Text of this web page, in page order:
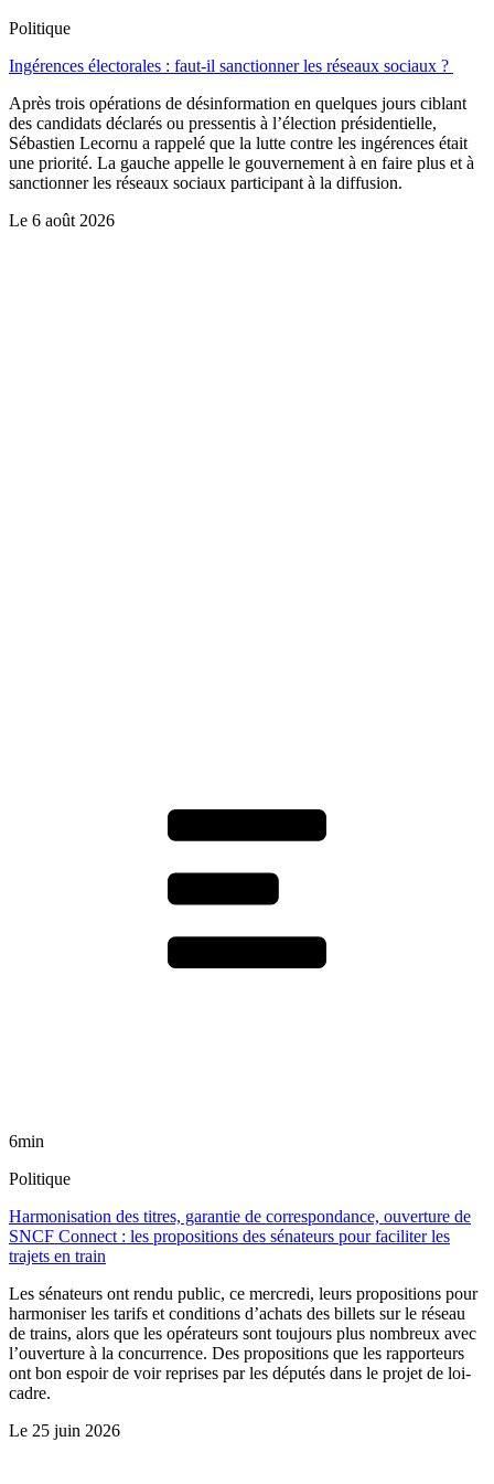
Politique
Ingérences électorales : faut-il sanctionner les réseaux sociaux ?
Après trois opérations de désinformation en quelques jours ciblant
des candidats déclarés ou pressentis à l’élection présidentielle,
Sébastien Lecornu a rappelé que la lutte contre les ingérences était
une priorité. La gauche appelle le gouvernement à en faire plus et à
sanctionner les réseaux sociaux participant à la diffusion.
Le 6 août 2026
6min
Politique
Harmonisation des titres, garantie de correspondance, ouverture de
SNCF Connect : les propositions des sénateurs pour faciliter les
trajets en train
Les sénateurs ont rendu public, ce mercredi, leurs propositions pour
harmoniser les tarifs et conditions d’achats des billets sur le réseau
de trains, alors que les opérateurs sont toujours plus nombreux avec
l’ouverture à la concurrence. Des propositions que les rapporteurs
ont bon espoir de voir reprises par les députés dans le projet de loi-
cadre.
Le 25 juin 2026